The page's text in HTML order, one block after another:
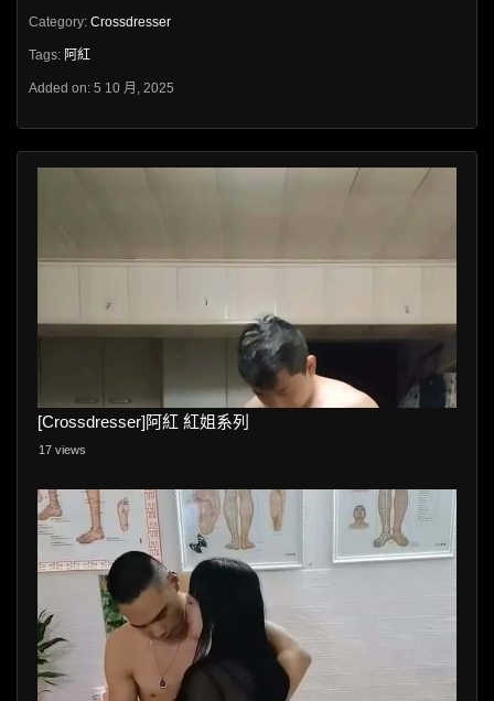
Category: Crossdresser
Tags: 阿紅
Added on: 5 10 月, 2025
[Crossdresser]阿紅 紅姐系列
17 views